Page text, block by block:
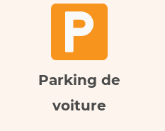
Parking de
voiture